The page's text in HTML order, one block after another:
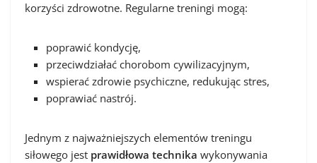
korzyści zdrowotne. Regularne treningi mogą:
poprawić kondycję,
przeciwdziałać chorobom cywilizacyjnym,
wspierać zdrowie psychiczne, redukując stres,
poprawiać nastrój.
Jednym z najważniejszych elementów treningu
siłowego jest prawidłowa technika wykonywania